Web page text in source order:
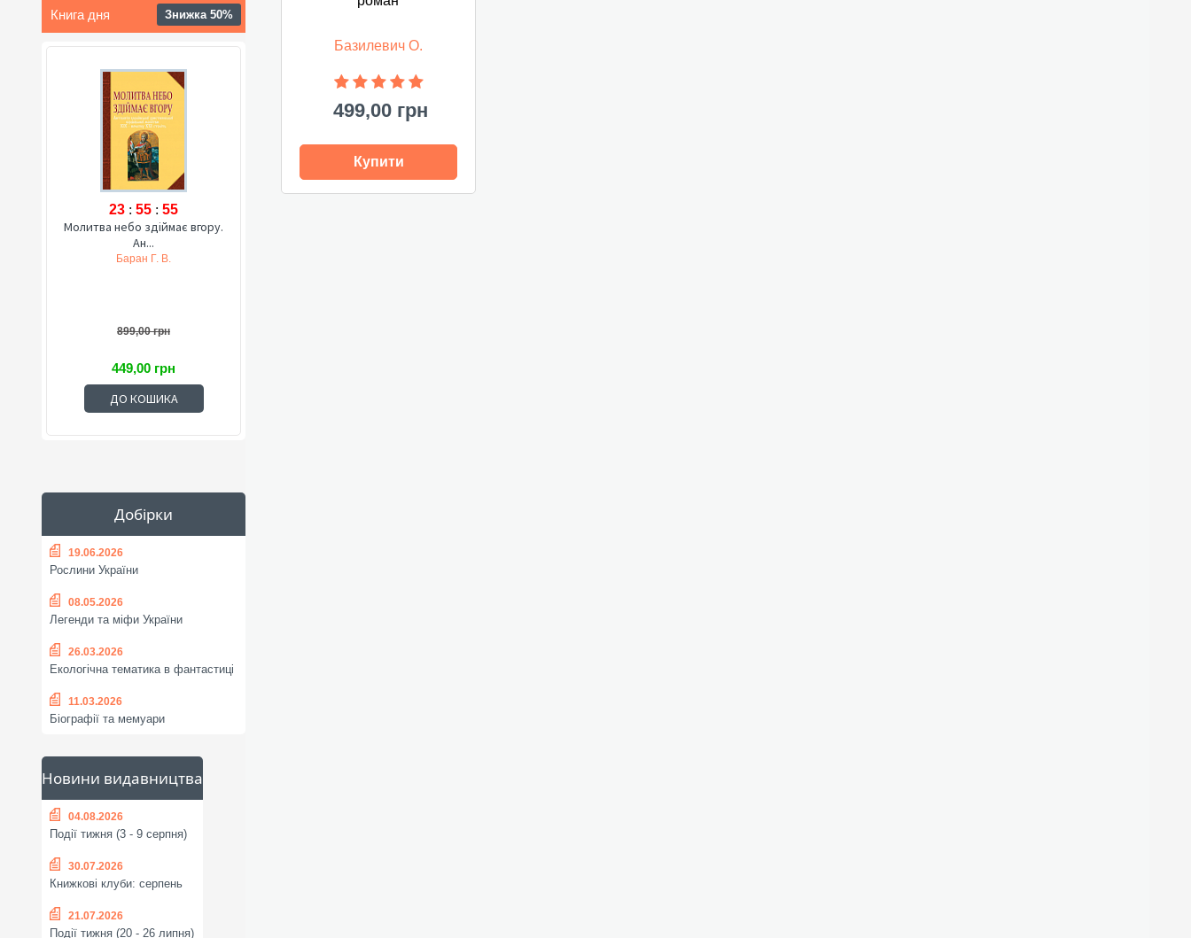
Книга дня Знижка 50%
23 : 55 : 54
Молитва небо здіймає вгору.
Ан...
Баран Г. В.
899,00 грн
449,00 грн
ДО КОШИКА
Добірки
19.06.2026
Рослини України
08.05.2026
Легенди та міфи України
26.03.2026
Екологічна тематика в фантастиці
11.03.2026
Біографії та мемуари
Новини видавництва
04.08.2026
Події тижня (3 - 9 серпня)
30.07.2026
Книжкові клуби: серпень
21.07.2026
Події тижня (20 - 26 липня)
Базилевич О.
499,00 грн
Купити